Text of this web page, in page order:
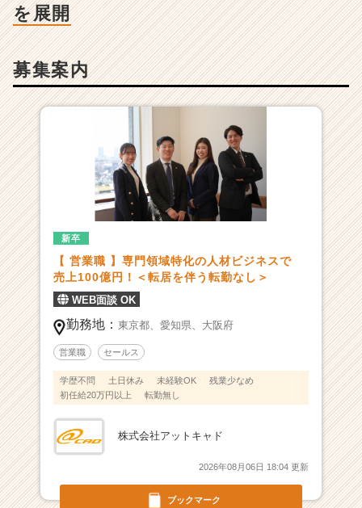
建
で
唯
一
無
二
ー
ビ
ス
展
開
ベ
ャ
長
を展開
募集案内
ブックマーク
新卒
【 営業職 】専門領域特化の人材ビジネスで
売上100億円！＜転居を伴う転勤なし＞
WEB面談 OK
勤務地： 東京都、 愛知県、 大阪府
営業職 セールス
学歴不問 土日休み 未経験OK
残業少なめ
初任給20万円以上
転勤無し
株式会社アットキャド
2026年08月06日 18:04 更新